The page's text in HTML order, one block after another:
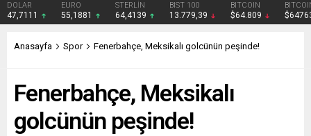
DOLAR
47,7111
EURO
55,1881
STERLİN
64,4139
BIST 100
13.779,39
BITCOIN
$64.809
Anasayfa Spor Fenerbahçe, Meksikalı golcünün peşinde!
Fenerbahçe, Meksikalı
golcünün peşinde!